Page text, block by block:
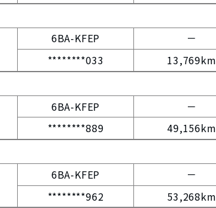
6BA-KFEP
********033
－
13,769km
6BA-KFEP
********889
－
49,156km
6BA-KFEP
********962
－
53,268km